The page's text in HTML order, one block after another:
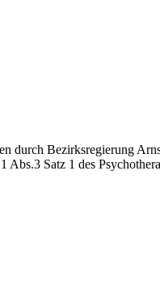
durch Bezirksregierung
Satz 1 des